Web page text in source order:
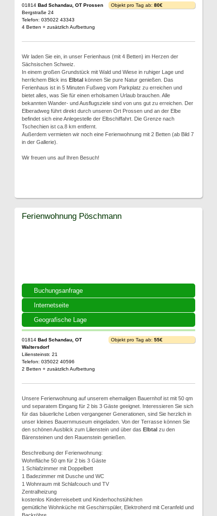
01814 Bad Schandau, OT Prossen
Bergstraße 24
Telefon: 035022 43343
4 Betten + zusätzlich Aufbettung
Objekt pro Tag ab: 80€
Wir laden Sie ein, in unser Ferienhaus (mit 4 Betten) im Herzen der
Sächsischen Schweiz.
In einem großen Grundstück mit Wald und Wiese in ruhiger Lage und
herrlichem Blick ins Elbtal können Sie pure Natur genießen. Das
Ferienhaus ist in 5 Minuten Fußweg vom Parkplatz zu erreichen und
bietet alles, was Sie für einen erholsamen Urlaub brauchen. Alle
bekannten Wander- und Ausflugsziele sind von uns gut zu erreichen. Der
Elberadweg führt direkt durch unseren Ort Prossen und an der Elbe
befindet sich eine Anlegestelle der Elbschiffahrt. Die Grenze nach
Tschechien ist ca.8 km entfernt.
Außerdem vermieten wir noch eine Ferienwohnung mit 2 Betten (ab Bild 7
in der Gallerie).
Wir freuen uns auf Ihren Besuch!
Buchungsanfrage
Internetseite
Geografische Lage
Ferienwohnung Pöschmann
01814 Bad Schandau, OT
Waltersdorf
Liliensteinstr. 21
Telefon: 035022 40596
2 Betten + zusätzlich Aufbettung
Objekt pro Tag ab: 55€
Unsere Ferienwohnung auf unserem ehemaligen Bauernhof ist mit 50 qm
und separatem Eingang für 2 bis 3 Gäste geeignet. Interessieren Sie sich
für das bäuerliche Leben vergangener Generationen, sind Sie herzlich in
unser kleines Bauernmuseum eingeladen. Von der Terrasse können Sie
den schönen Ausblick zum Lilienstein und über das Elbtal zu den
Bärensteinen und den Rauenstein genießen.
Beschreibung der Ferienwohnung:
Wohnfläche 50 qm für 2 bis 3 Gäste
1 Schlafzimmer mit Doppelbett
1 Badezimmer mit Dusche und WC
1 Wohnraum mit Schlafcouch und TV
Zentralheizung
kostenlos Kinderreisebett und Kinderhochstühlchen
gemütliche Wohnküche mit Geschirrspüler, Elektroherd mit Ceranfeld und